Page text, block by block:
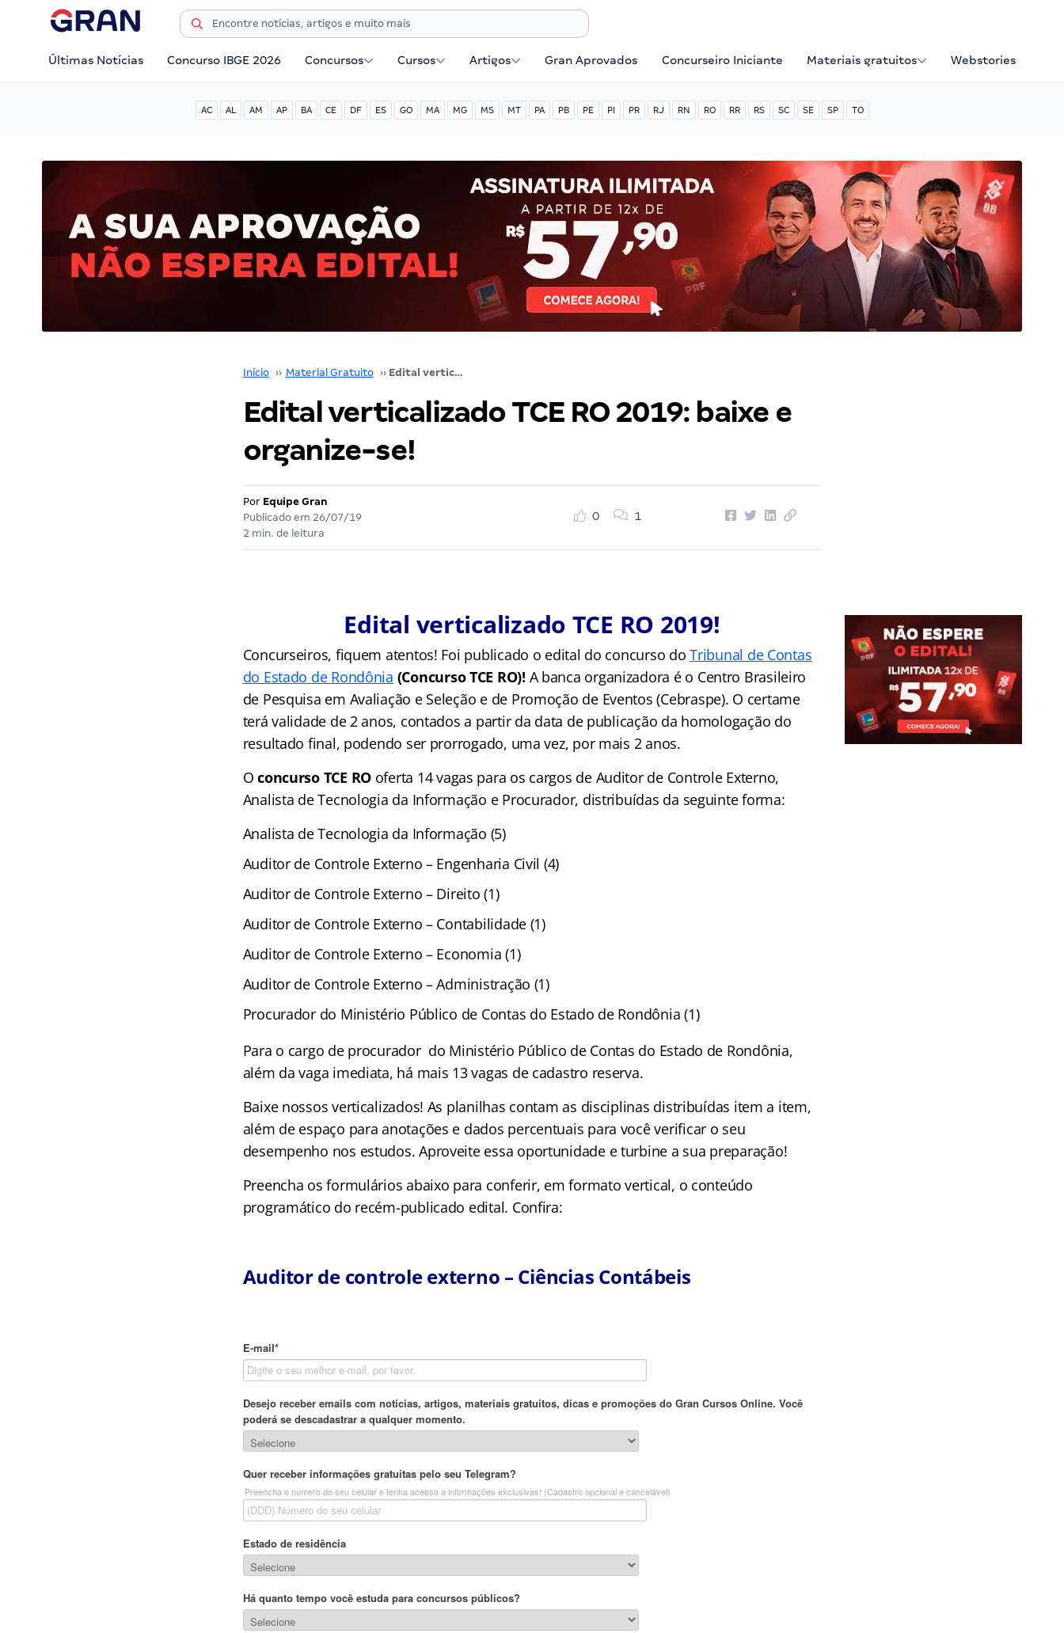
Últimas Notícias Concurso IBGE 2026 Concursos Cursos Artigos Gran Aprovados Concurseiro Iniciante Materiais gratuitos Webstories
AC AL AM AP BA CE DF ES GO MA MG MS MT PA PB PE PI PR RJ RN RO RR RS SC SE SP TO
Início ›› Material Gratuito ›› Edital verticalizado TCE RO 2019: baixe e organize-se!
Edital verticalizado TCE RO 2019: baixe e
organize-se!
Por Equipe Gran
Publicado em 26/07/19
2 min. de leitura
0 1
Edital verticalizado TCE RO 2019!
Concurseiros, fiquem atentos! Foi publicado o edital do concurso doTribunal de Contas
do Estado de Rondônia (Concurso TCE RO)! A banca organizadora é o Centro Brasileiro
de Pesquisa em Avaliação e Seleção e de Promoção de Eventos (Cebraspe). O certame
terá validade de 2 anos, contados a partir da data de publicação da homologação do
resultado final, podendo ser prorrogado, uma vez, por mais 2 anos.
Oconcurso TCE RO oferta 14 vagas para os cargos de Auditor de Controle Externo,
Analista de Tecnologia da Informação e Procurador, distribuídas da seguinte forma:
Analista de Tecnologia da Informação (5)
Auditor de Controle Externo – Engenharia Civil (4)
Auditor de Controle Externo – Direito (1)
Auditor de Controle Externo – Contabilidade (1)
Auditor de Controle Externo – Economia (1)
Auditor de Controle Externo – Administração (1)
Procurador do Ministério Público de Contas do Estado de Rondônia (1)
Para o cargo de procurador do Ministério Público de Contas do Estado de Rondônia,
além da vaga imediata, há mais 13 vagas de cadastro reserva.
Baixe nossos verticalizados! As planilhas contam as disciplinas distribuídas item a item,
além de espaço para anotações e dados percentuais para você verificar o seu
desempenho nos estudos. Aproveite essa oportunidade e turbine a sua preparação!
Preencha os formulários abaixo para conferir, em formato vertical, o conteúdo
programático do recém-publicado edital. Confira:
Auditor de controle externo – Ciências Contábeis